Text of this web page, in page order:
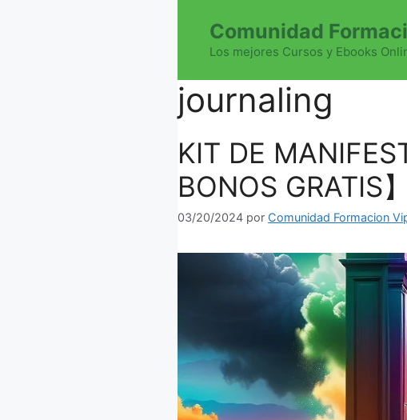
Comunidad
Los mejores Cursos y Ebooks
journaling
KIT DE
BONOS GRATIS】
03/20/2024 por Comunidad Formacion